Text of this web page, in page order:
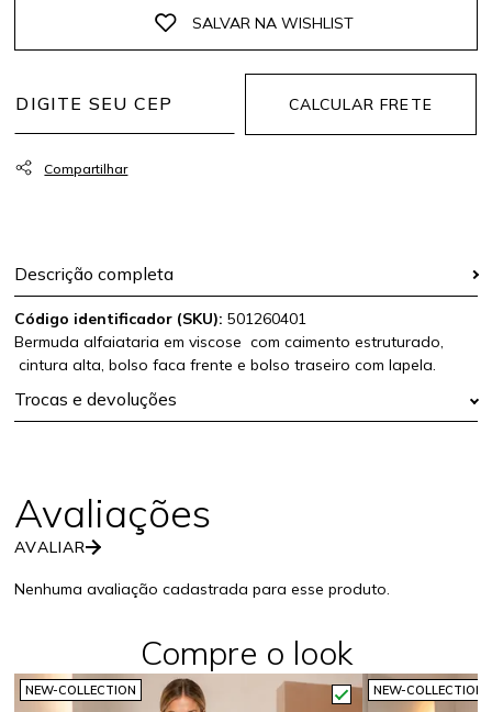
CALCULAR FRETE
Descrição completa
Código identificador (SKU): 501260401
Bermuda alfaiataria em viscose com caimento estruturado,
cintura alta, bolso faca frente e bolso traseiro com lapela.
Trocas e devoluções
AVALIAR
Nenhuma avaliação cadastrada para esse produto.
Compre o look
NEW-COLLECTION NEW-COLLECTION